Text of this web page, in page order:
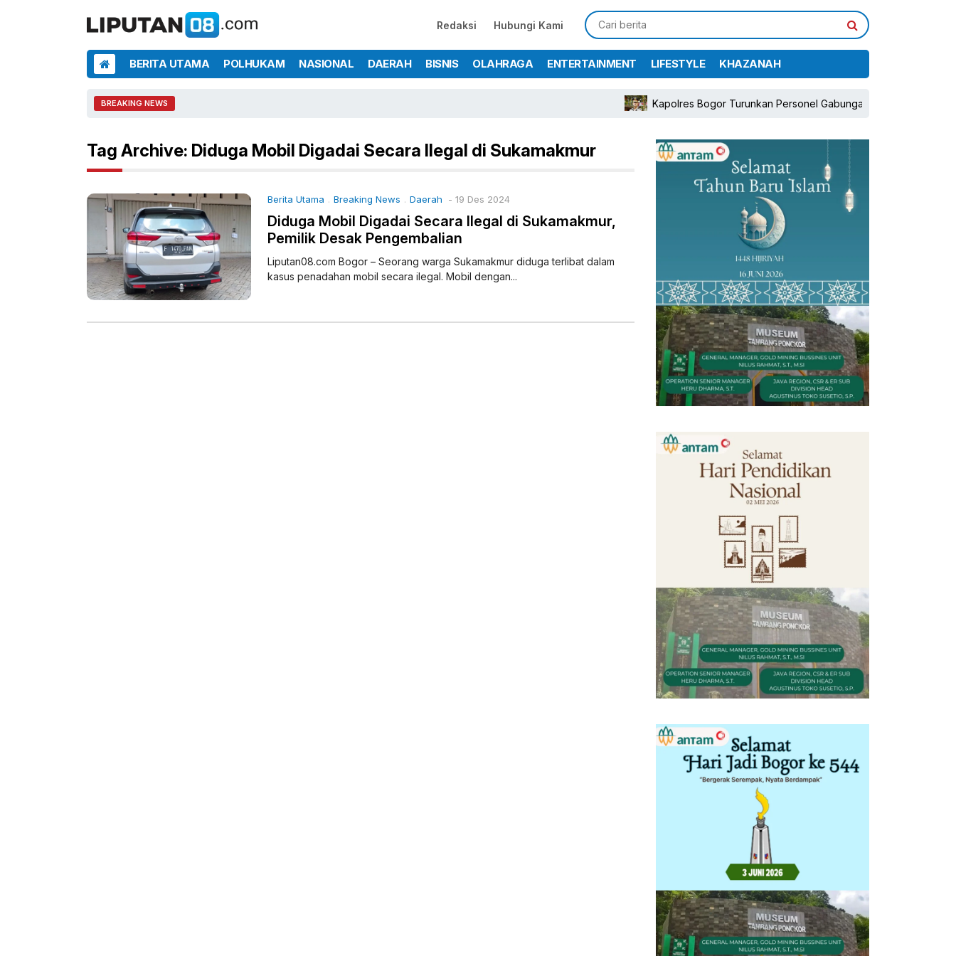
Redaksi Hubungi Kami
BERITA UTAMA POLHUKAM NASIONAL DAERAH BISNIS OLAHRAGA ENTERTAINMENT LIFESTYLE KHAZANAH
BREAKING NEWS Kapolres Bogor Turunkan Personel Gabungan dan Brimob,
Tag Archive: Diduga Mobil Digadai Secara Ilegal di Sukamakmur
Berita Utama . Breaking News . Daerah - 19 Des 2024
Diduga Mobil Digadai Secara Ilegal di Sukamakmur,
Pemilik Desak Pengembalian
Liputan08.com Bogor – Seorang warga Sukamakmur diduga terlibat dalam
kasus penadahan mobil secara ilegal. Mobil dengan...